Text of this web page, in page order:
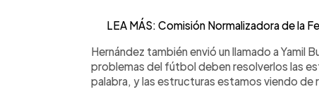
LEA MÁS: Comisión Normalizadora de la
Hernández también envió un llamado a Yamil
problemas del fútbol deben resolverlos las
palabra, y las estructuras estamos viendo de